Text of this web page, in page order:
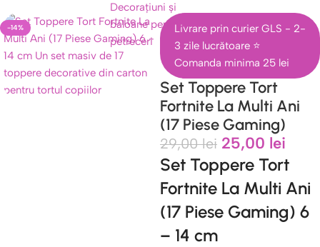
-14%
Livrare prin curier GLS - 2-
3 zile lucrătoare ⭐
Comanda minima 25 lei
Set Toppere Tort
Fortnite La Multi Ani
(17 Piese Gaming)
29,00lei 25,00 lei
Set Toppere Tort
Fortnite La Multi Ani
(17 Piese Gaming) 6
– 14 cm